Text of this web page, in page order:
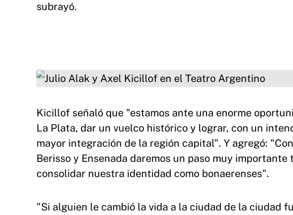
subrayó.
Kicillof señaló que "estamos ante una enorme
La Plata, dar un vuelco histórico y lograr, con un
mayor integración de la región capital". Y agregó:
Berisso y Ensenada daremos un paso muy
consolidar nuestra identidad como bonaerenses".
"Si alguien le cambió la vida a la ciudad de la ciudad